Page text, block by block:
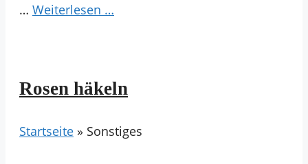
… Weiterlesen …
Rosen häkeln
Startseite » Sonstiges